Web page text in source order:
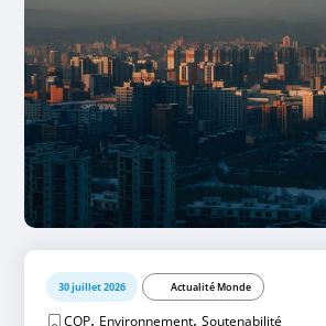
30 juillet 2026 Actualité Monde
COP, Environnement,Soutenabilité